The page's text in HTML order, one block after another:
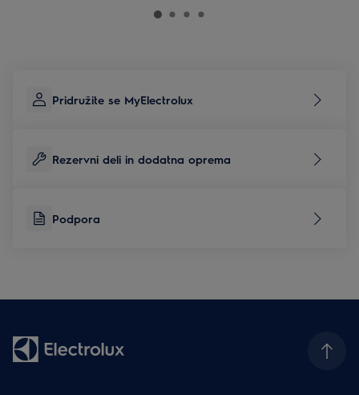
Pridružite se MyElectrolux
Rezervni deli in dodatna oprema
Podpora